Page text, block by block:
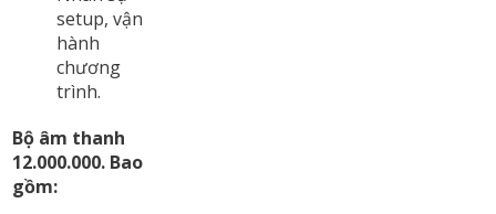
setup, vận
hành
chương
trình.
Bộ âm thanh
12.000.000. Bao
gồm: